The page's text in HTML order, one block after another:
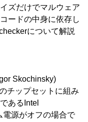
ズだけでマルウェア
ードの中身に依存し
について解説
Skochinsky)
チップセットに組み
あるIntel
電源がオフの場合で